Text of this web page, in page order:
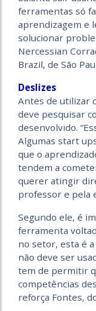
ferramentas só
aprendizagem e
solucionar
Nercessian
Brazil, de São
Deslizes
Antes de utilizar
deve pesquisar
desenvolvido.
Algumas start
que o
tendem a
querer atingir
professor e pela
Segundo ele, é
ferramenta
no setor, esta é a
não deve ser
tem de permitir
competências
reforça Fontes,